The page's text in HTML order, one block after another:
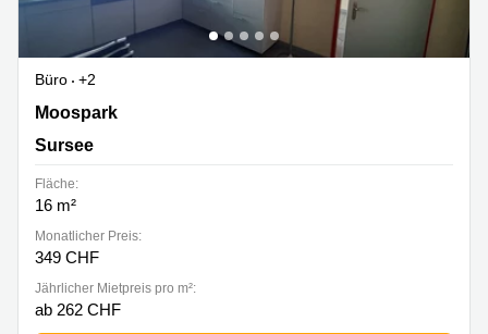
Büro
+2
Moospark 2, Sursee
Moospark
Sursee
Fläche:
16 m²
Monatlicher Preis:
349 CHF
Jährlicher Mietpreis pro m²:
ab 262 CHF